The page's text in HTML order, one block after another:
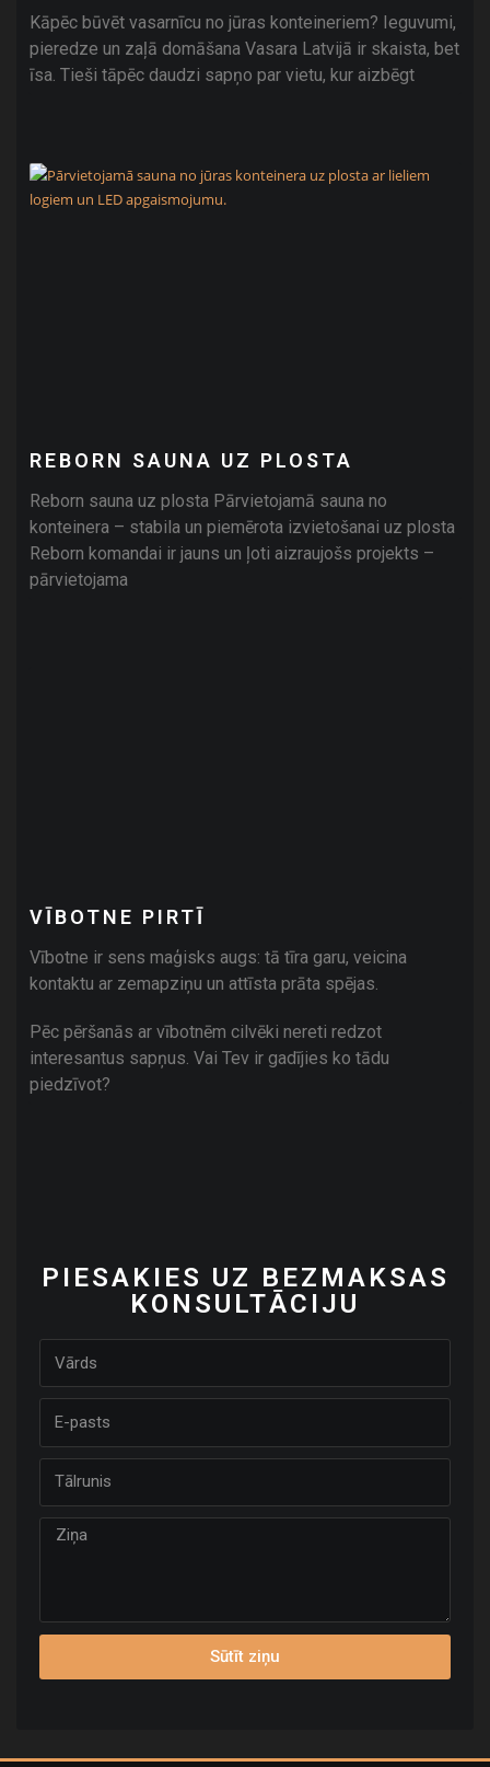
Kāpēc būvēt vasarnīcu no jūras konteineriem? Ieguvumi,
pieredze un zaļā domāšana Vasara Latvijā ir skaista, bet
īsa. Tieši tāpēc daudzi sapņo par vietu, kur aizbēgt
REBORN SAUNA UZ PLOSTA
Reborn sauna uz plosta Pārvietojamā sauna no
konteinera – stabila un piemērota izvietošanai uz plosta
Reborn komandai ir jauns un ļoti aizraujošs projekts –
pārvietojama
VĪBOTNE PIRTĪ
Vībotne ir sens maģisks augs: tā tīra garu, veicina
kontaktu ar zemapziņu un attīsta prāta spējas.
Pēc pēršanās ar vībotnēm cilvēki nereti redzot
interesantus sapņus. Vai Tev ir gadījies ko tādu
piedzīvot?
PIESAKIES UZ BEZMAKSAS
KONSULTĀCIJU
Sūtīt ziņu